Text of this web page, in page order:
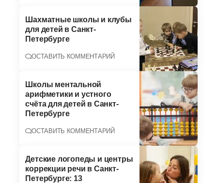
Шахматные школы и клубы
для детей в Санкт-
Петербурге
ОСТАВИТЬ КОММЕНТАРИЙ
Школы ментальной
арифметики и устного
счёта для детей в Санкт-
Петербурге
ОСТАВИТЬ КОММЕНТАРИЙ
Детские логопеды и центры
коррекции речи в Санкт-
Петербурге: 13